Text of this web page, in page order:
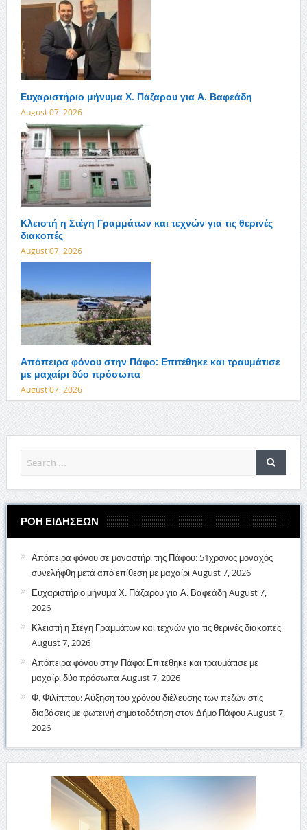
Ευχαριστήριο μήνυμα Χ. Πάζαρου για Α. Βαφεάδη
August 07, 2026
Κλειστή η Στέγη Γραμμάτων και τεχνών για τις θερινές
διακοπές
August 07, 2026
Απόπειρα φόνου στην Πάφο: Επιτέθηκε και τραυμάτισε
με μαχαίρι δύο πρόσωπα
August 07, 2026
ΡΟΗ ΕΙΔΗΣΕΩΝ
Απόπειρα φόνου σε μοναστήρι της Πάφου: 51χρονος μοναχός
συνελήφθη μετά από επίθεση με μαχαίριAugust 7, 2026
Ευχαριστήριο μήνυμα Χ. Πάζαρου για Α. ΒαφεάδηAugust 7,
2026
Κλειστή η Στέγη Γραμμάτων και τεχνών για τις θερινές διακοπές
August 7, 2026
Απόπειρα φόνου στην Πάφο: Επιτέθηκε και τραυμάτισε με
μαχαίρι δύο πρόσωπα August 7, 2026
Φ. Φιλίππου: Αύξηση του χρόνου διέλευσης των πεζών στις
διαβάσεις με φωτεινή σηματοδότηση στον Δήμο ΠάφουAugust 7,
2026